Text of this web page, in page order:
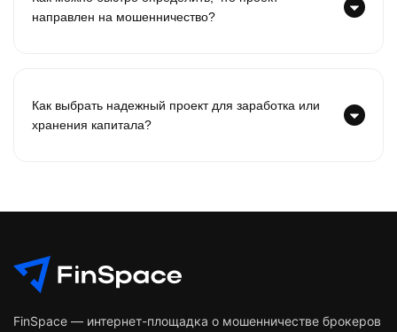
направлен на мошенничество?
Как выбрать надежный проект для заработка или
хранения капитала?
FinSpace — интернет-площадка о мошенничестве брокеров